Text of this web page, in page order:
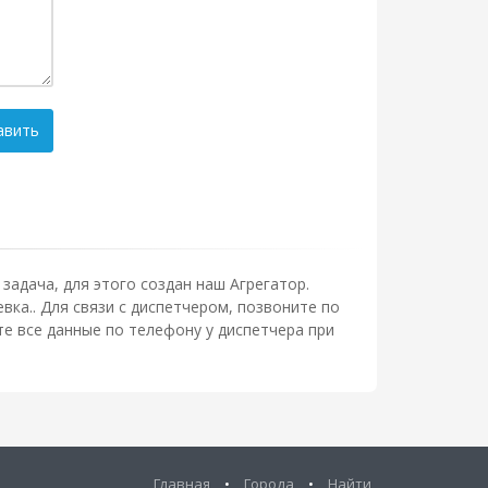
для этого создан наш Агрегатор.
Для связи с диспетчером, позвоните по
все данные по телефону у диспетчера при
Главная • Города • Найти